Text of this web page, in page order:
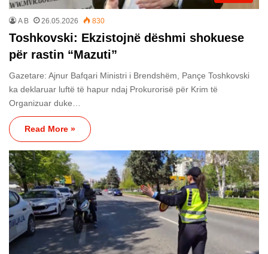
A B 26.05.2026 830
Toshkovski: Ekzistojnë dëshmi shokuese
për rastin “Mazuti”
Gazetare: Ajnur Bafqari Ministri i Brendshëm, Pançe Toshkovski
ka deklaruar luftë të hapur ndaj Prokurorisë për Krim të
Organizuar duke…
Read More »